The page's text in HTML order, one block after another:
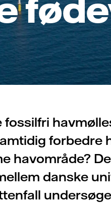
forbedre
havområde?
danske